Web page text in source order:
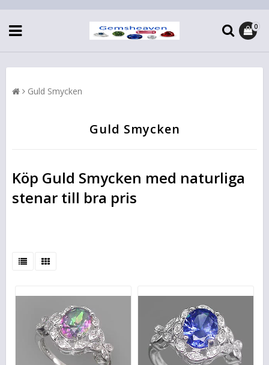
0
Guld Smycken
Guld Smycken
Köp Guld Smycken med naturliga
stenar till bra pris